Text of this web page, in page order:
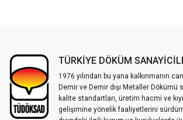
TÜRKİYE DÖKÜM
1976 yılından bu yana kalkınmanın
Demir ve Demir dışı Metaller
kalite standartları, üretim hacmi ve
gelişimine yönelik faaliyetlerini